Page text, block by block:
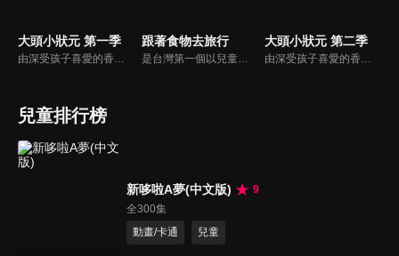
大頭小狀元 第一季
由深受孩子喜愛的香蕉哥哥林掄元遍訪全台，帶領小朋友認識台灣各地的技藝達人，介紹日常生活中息息相關的行業。
跟著食物去旅行
是台灣第一個以兒童的視野，帶領大家到食材的產地，了解食材生長的過程，以及農夫種植、養殖的辛苦，深具教育意義節目。透過長達三個月至半年的產地體驗，從一顆種子變成一桌子的菜，讓孩子更能深刻體會到生命的歷程，對食物營養、食品安全的認識，以及食文化的傳承、與環境的調和、對食物的感恩之心。
大頭小狀元 第二季
由深受孩子喜愛的香蕉哥哥林掄元遍訪全台，帶領小朋友認識台灣各地的技藝達人，介紹日常生活中息息相關的行業。
兒童排行榜
新哆啦A夢(中文版)
9
全300集
動畫/卡通
兒童